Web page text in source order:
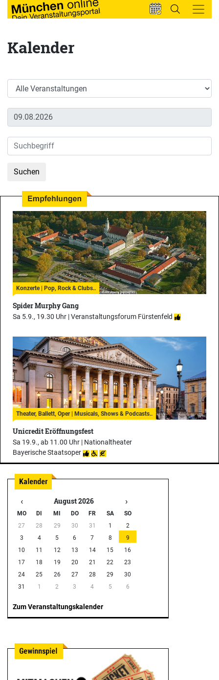
Kalender
Konzerte | Pop, Rock & Clubs..
Spider Murphy Gang
Sa 5.9., 19.30 Uhr |Veranstaltungsforum Fürstenfeld
Theater, Ballett, Oper | Musicals, Shows & Podcasts..
Unicredit Eröffnungsfest
Sa 19.9., ab 11.00 Uhr | Nationaltheater
Bayerische Staatsoper
‹ August 2026 ›
MO DI MI DO FR SA
SO
27
28 29 30 31 1
2
3
4 5 6 7 8
9
10
11 12 13 14 15
16
17
18 19 20 21 22
23
24
25 26 27 28 29
30
31
1 2 3 4 5 6
Zum Veranstaltungskalender